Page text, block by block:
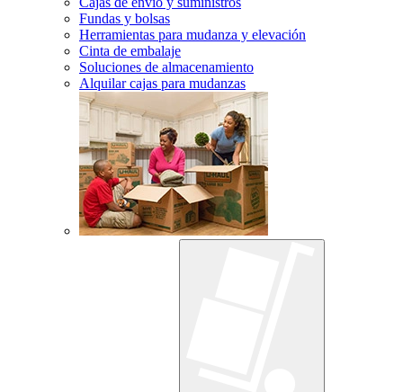
Fundas y bolsas
Herramientas para mudanza y elevación
Cinta de embalaje
Soluciones de almacenamiento
Alquilar cajas para mudanzas